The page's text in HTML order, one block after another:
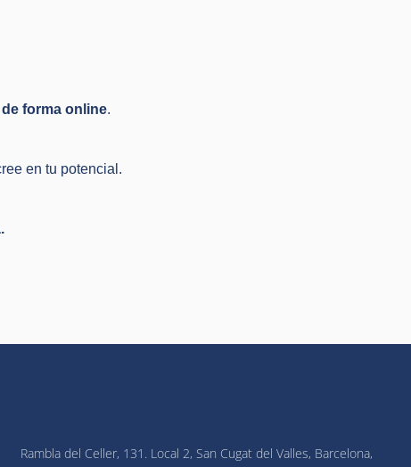
forma online.
en tu potencial.
Rambla del Celler, 131. Local 2, San Cugat del Valles, Barcelona,